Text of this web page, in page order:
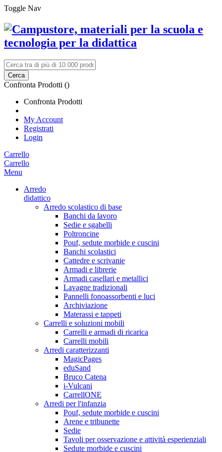
Toggle Nav
Cerca
Confronta Prodotti ()
Confronta Prodotti
My Account
Registrati
Login
Carrello
Carrello
Menu
Arredo
didattico
Arredo scolastico di base
Banchi da lavoro
Sedie e sgabelli
Poltroncine
Pouf, sedute morbide e cuscini
Banchi scolastici
Cattedre e scrivanie
Armadi e librerie
Armadi casellari e metallici
Lavagne tradizionali
Pannelli fonoassorbenti e luci
Archiviazione
Materassi e tappeti
Carrelli e soluzioni mobili
Carrelli e armadi di ricarica
Carrelli mobili
Arredi caratterizzanti
MagicPages
eduSand
Bruco Catena
i-Vulcani
CarrellONE
Arredi per l'infanzia
Pouf, sedute morbide e cuscini
Arene e tribunette
Sedie
Tavoli per osservazione e attività esperienziali
Sedute morbide e cuscini